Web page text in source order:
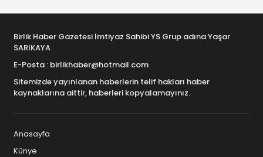
Birlik Haber Gazetesi İmtiyaz Sahibi YS Grup adına Yaşar
SARIKAYA
E-Posta : birlikhaber@hotmail.com
Sitemizde yayınlanan haberlerin telif hakları haber
kaynaklarına aittir, haberleri kopyalamayınız.
Anasayfa
Künye